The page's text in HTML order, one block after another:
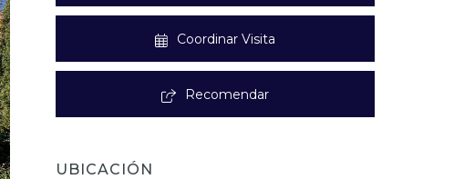
Coordinar Visita
Recomendar
UBICACIÓN